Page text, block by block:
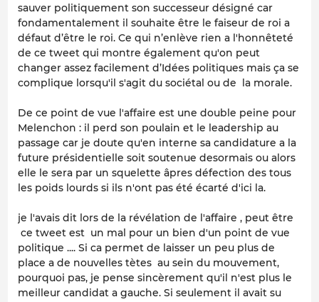
sauver politiquement son successeur désigné car
fondamentalement il souhaite être le faiseur de roi a
défaut d’être le roi. Ce qui n’enlève rien a l'honnêteté
de ce tweet qui montre également qu'on peut
changer assez facilement d’Idées politiques mais ça se
complique lorsqu'il s'agit du sociétal ou de la morale.
De ce point de vue l'affaire est une double peine pour
Melenchon : il perd son poulain et le leadership au
passage car je doute qu'en interne sa candidature a la
future présidentielle soit soutenue desormais ou alors
elle le sera par un squelette âpres défection des tous
les poids lourds si ils n'ont pas été écarté d'ici la.
je l'avais dit lors de la révélation de l'affaire , peut être
ce tweet est un mal pour un bien d'un point de vue
politique .... Si ca permet de laisser un peu plus de
place a de nouvelles tètes au sein du mouvement,
pourquoi pas, je pense sincèrement qu'il n'est plus le
meilleur candidat a gauche. Si seulement il avait su